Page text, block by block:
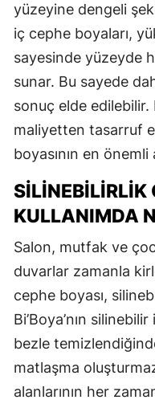
yüzeyine dengeli
iç cephe boyaları,
sayesinde yüzeyde
sunar. Bu sayede
sonuç elde
maliyetten tasarruf
boyasının en
SILINEBILIRLIK
KULLANIMDA
Salon, mutfak ve
duvarlar zamanla
cephe boyası,
Bi’Boya’nın
bezle
matlaşma
alanlarının her